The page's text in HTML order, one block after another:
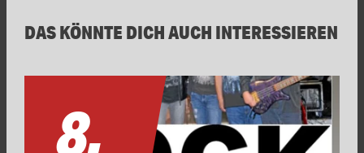
DAS KÖNNTE DICH AUCH INTERESSIEREN
8.